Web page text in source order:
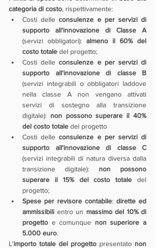
categoria di costo, rispettivamente:
Costi delle consulenze e per servizi di
supporto all'innovazione di Classe A
(servizi obbligatori): almeno il 60% del
costo totale del progetto;
Costi delle consulenze e per servizi di
supporto all'innovazione di classe B
(servizi integrabili o obbligatori laddove
nella classe A non vengano attivati
servizi di sostegno alla transizione
digitale): non possono superare il 40%
del costo totale del progetto
Costi delle consulenze e per servizi di
supporto all'innovazione di classe C
(servizi integrabili di natura diversa dalla
transizione digitale): non possono
superare il 15% del costo totale del
progetto;
Spese per revisore contabile: dirette ed
ammissibili entro un massimo del 10% di
progetto e comunque non superiore a
5.000 euro.
L'importo totale del progetto presentato non